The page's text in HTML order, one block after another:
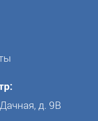
д. 9В